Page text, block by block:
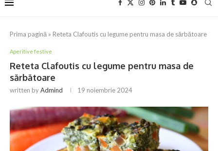
Prima pagină » Reteta Clafoutis cu legume pentru masa de sărbătoare
Aperitive festive
Reteta Clafoutis cu legume pentru masa de
sărbătoare
written byAdmind 19 noiembrie 2024